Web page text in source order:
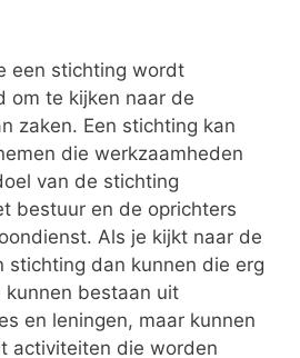
een stichting wordt
om te kijken naar de
zaken. Een stichting kan
die werkzaamheden
van de stichting
bestuur en de oprichters
Als je kijkt naar de
stichting dan kunnen die erg
kunnen bestaan uit
en leningen, maar kunnen
activiteiten die worden